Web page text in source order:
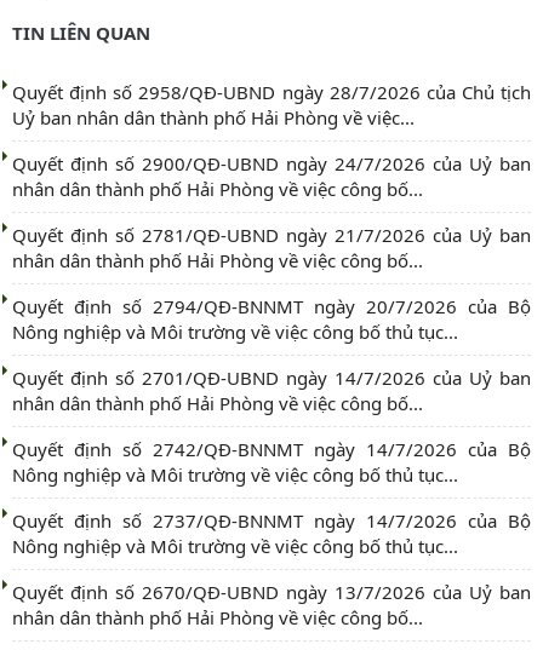
TIN LIÊN QUAN
Quyết định số 2958/QĐ-UBND ngày 28/7/2026 của Chủ tịch
Uỷ ban nhân dân thành phố Hải Phòng về việc...
Quyết định số 2900/QĐ-UBND ngày 24/7/2026 của Uỷ ban
nhân dân thành phố Hải Phòng về việc công bố...
Quyết định số 2781/QĐ-UBND ngày 21/7/2026 của Uỷ ban
nhân dân thành phố Hải Phòng về việc công bố...
Quyết định số 2794/QĐ-BNNMT ngày 20/7/2026 của Bộ
Nông nghiệp và Môi trường về việc công bố thủ tục...
Quyết định số 2701/QĐ-UBND ngày 14/7/2026 của Uỷ ban
nhân dân thành phố Hải Phòng về việc công bố...
Quyết định số 2742/QĐ-BNNMT ngày 14/7/2026 của Bộ
Nông nghiệp và Môi trường về việc công bố thủ tục...
Quyết định số 2737/QĐ-BNNMT ngày 14/7/2026 của Bộ
Nông nghiệp và Môi trường về việc công bố thủ tục...
Quyết định số 2670/QĐ-UBND ngày 13/7/2026 của Uỷ ban
nhân dân thành phố Hải Phòng về việc công bố...